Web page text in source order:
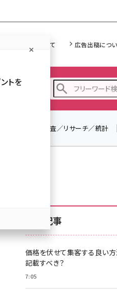
Web担について 広告出稿につ
から探す
z世代
meo
調査／リサーチ／統計
新着記事
価格を伏せて集客する良い
記載すべき？
7:05
トを